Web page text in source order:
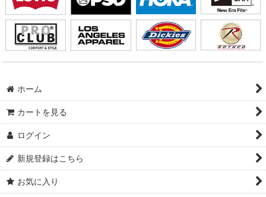
ホーム
カートを見る
ログイン
新規登録はこちら
お気に入り